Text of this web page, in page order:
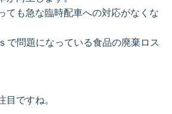
ても急な臨時配車への対応がなくな
で問題になっている食品の廃棄ロス
目ですね。